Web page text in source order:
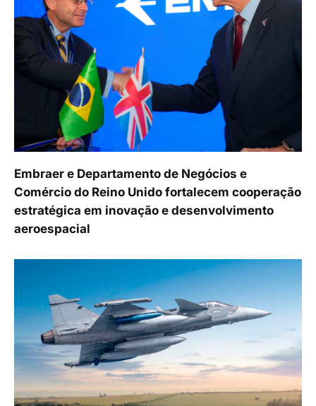
Embraer e Departamento de Negócios e
Comércio do Reino Unido fortalecem cooperação
estratégica em inovação e desenvolvimento
aeroespacial